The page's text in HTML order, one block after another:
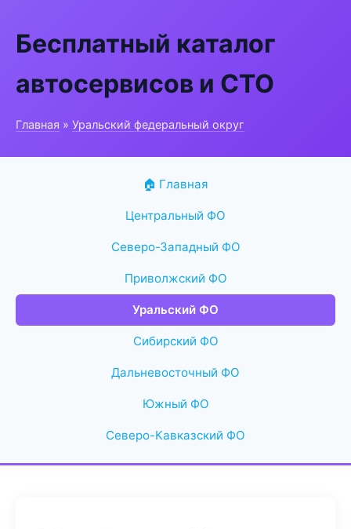
Бесплатный каталог
автосервисов и СТО
Главная » Уральский федеральный округ
🏠 Главная
Центральный ФО
Северо-Западный ФО
Приволжский ФО
Уральский ФО
Сибирский ФО
Дальневосточный ФО
Южный ФО
Северо-Кавказский ФО